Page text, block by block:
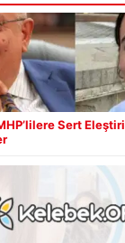
Sert